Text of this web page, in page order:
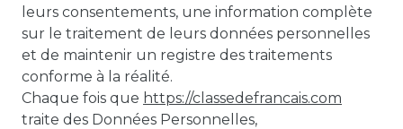
leurs consentements, une information complète
sur le traitement de leurs données personnelles
et de maintenir un registre des traitements
conforme à la réalité.
Chaque fois que https://classedefrancais.com
traite des Données Personnelles,